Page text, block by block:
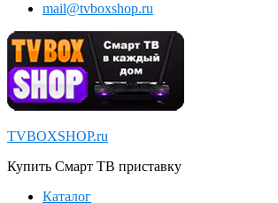
mail@tvboxshop.ru
TVBOXSHOP.ru
Купить Смарт ТВ приставку
Каталог